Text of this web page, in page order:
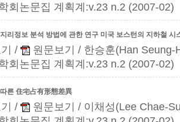
회논문집 계획계:v.23 n.2 (2007-02)
리정보 분석 방법에 관한 연구 미국 보스턴의 지하철 시
/ 원문보기
/ 한승훈(Han Seung-
회논문집 계획계:v.23 n.2 (2007-02)
른 住宅占有形態差異
/ 원문보기
/ 이채성(Lee Chae-